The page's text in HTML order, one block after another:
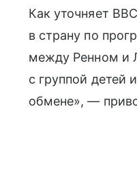
Как уточняет
в страну по
между Ренном и
с группой детей
обмене», —